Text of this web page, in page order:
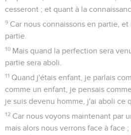
cesseront ; et quant à la
9 Car nous connaissons en partie,
partie.
10 Mais quand la perfection sera
partie sera aboli.
11 Quand j'étais enfant, je parlais
comme un enfant, je pensais
je suis devenu homme, j'ai aboli ce
12 Car nous voyons maintenant par
mais alors nous verrons face à face